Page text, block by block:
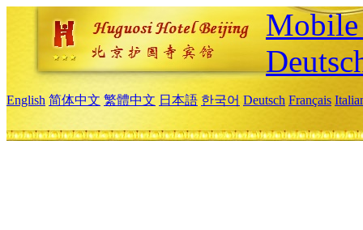
English 简体中文 繁體中文 日本語 한국어 Deutsch Français